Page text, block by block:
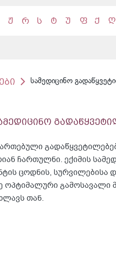
ჟ რ ს ტ უ ფ ქ ღ
სამედიცინო
ჩართულნი. ექიმის
ცოდნის, სურვილებისა
ოპტიმალური გამოსავალი
თან.